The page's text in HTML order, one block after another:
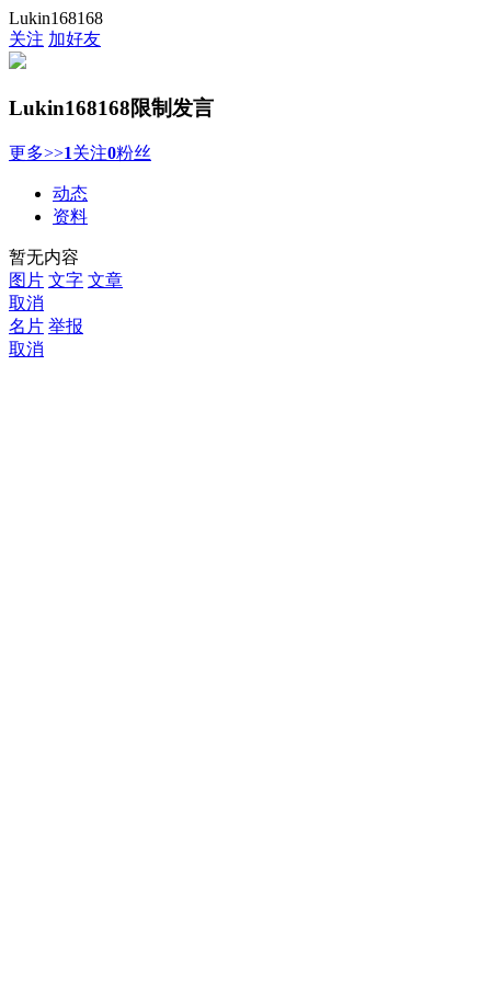
Lukin168168
关注 加好友
Lukin168168限制发言
更多>>1关注0粉丝
动态
资料
暂无内容
图片 文字 文章
取消
名片 举报
取消